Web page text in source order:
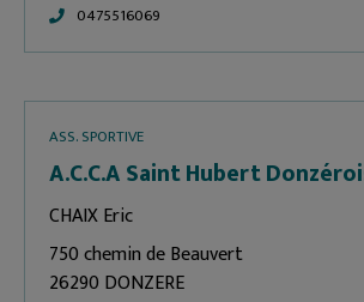
0475516069
ASS. SPORTIVE
A.C.C.A Saint Hubert
CHAIX Eric
750 chemin de Beauvert
26290 DONZERE